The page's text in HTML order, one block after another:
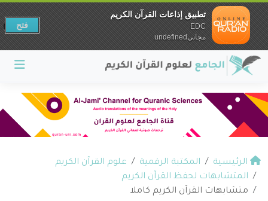
الرئيسية المكتبة الرقمية
علوم القرآن الكريم
المتشابهات لحفظ القرآن الكريم
متشابهات القرآن الكريم كاملا
تطبيق إذاعات القرآن الكريم
EDC
مجانيundefined
فتح